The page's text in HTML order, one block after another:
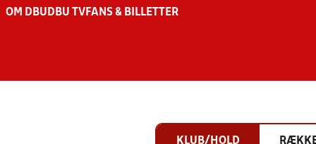
OM DBU DBU TV FANS & BILLETTER
KLUB/HOLD